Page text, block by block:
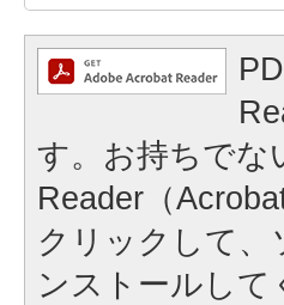
す。お持ちでな
Reader（
クリックして
ンストールして